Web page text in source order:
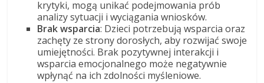
krytyki, mogą unikać podejmowania prób
analizy sytuacji i wyciągania wniosków.
Brak wsparcia: Dzieci potrzebują wsparcia oraz
zachęty ze strony dorosłych, aby rozwijać swoje
umiejętności. Brak pozytywnej interakcji i
wsparcia emocjonalnego może negatywnie
wpłynąć na ich zdolności myśleniowe.